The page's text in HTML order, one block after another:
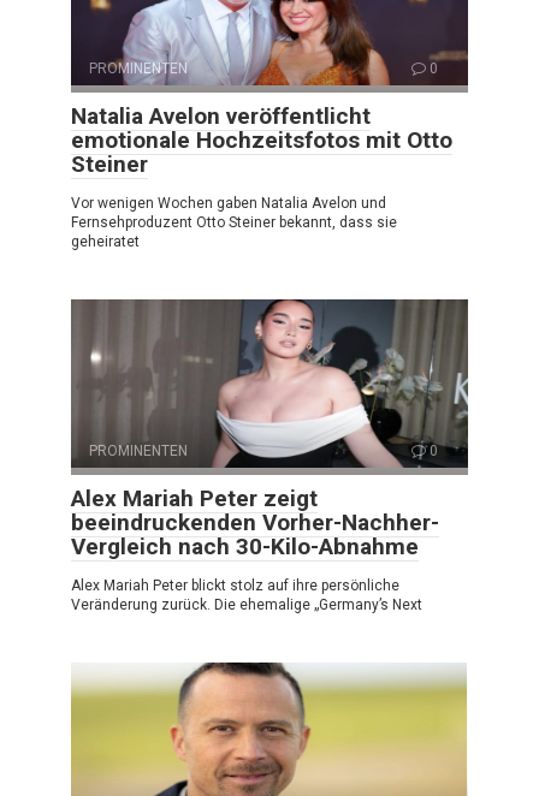
PROMINENTEN 0
Natalia Avelon veröffentlicht
emotionale Hochzeitsfotos mit Otto
Steiner
Vor wenigen Wochen gaben Natalia Avelon und
Fernsehproduzent Otto Steiner bekannt, dass sie
geheiratet
PROMINENTEN 0
Alex Mariah Peter zeigt
beeindruckenden Vorher-Nachher-
Vergleich nach 30-Kilo-Abnahme
Alex Mariah Peter blickt stolz auf ihre persönliche
Veränderung zurück. Die ehemalige „Germany’s Next